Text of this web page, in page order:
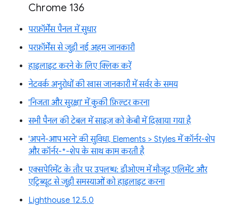
Chrome 136
परफ़ॉर्मेंस पैनल में सुधार
परफ़ॉर्मेंस से जुड़ी नई अहम जानकारी
हाइलाइट करने के लिए क्लिक करें
नेटवर्क अनुरोधों की खास जानकारी में सर्वर के समय
'निजता और सुरक्षा' में कुकी फ़िल्टर करना
सभी पैनल की टेबल में साइज़ को केबी में दिखाया गया है
'अपने-आप भरने' की सुविधा, Elements > Styles में कॉर्नर-शेप
और कॉर्नर-*-शेप के साथ काम करती है
एक्सपेरिमेंट के तौर पर उपलब्ध: डीओएम में मौजूद एलिमेंट और
एट्रिब्यूट से जुड़ी समस्याओं को हाइलाइट करना
Lighthouse 12.5.0